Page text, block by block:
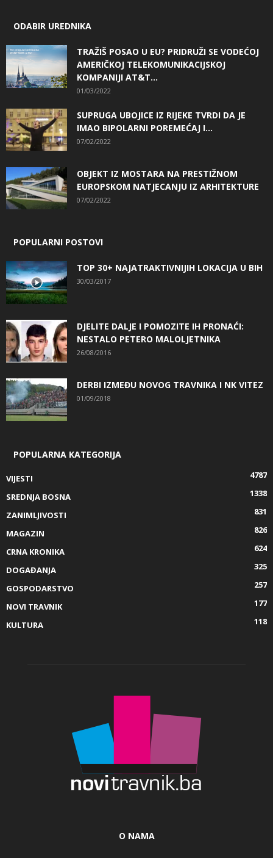
ODABIR UREDNIKA
TRAŽIŠ POSAO U EU? PRIDRUŽI SE VODEĆOJ
AMERIČKOJ TELEKOMUNIKACIJSKOJ
KOMPANIJI AT&T...
01/03/2022
SUPRUGA UBOJICE IZ RIJEKE TVRDI DA JE
IMAO BIPOLARNI POREMEĆAJ I...
07/02/2022
OBJEKT IZ MOSTARA NA PRESTIŽNOM
EUROPSKOM NATJECANJU IZ ARHITEKTURE
07/02/2022
POPULARNI POSTOVI
TOP 30+ NAJATRAKTIVNIJIH LOKACIJA U BIH
30/03/2017
DJELITE DALJE I POMOZITE IH PRONAĆI:
NESTALO PETERO MALOLJETNIKA
26/08/2016
DERBI IZMEĐU NOVOG TRAVNIKA I NK VITEZ
01/09/2018
POPULARNA KATEGORIJA
VIJESTI
4787
SREDNJA BOSNA
1338
ZANIMLJIVOSTI
831
MAGAZIN
826
CRNA KRONIKA
624
DOGAĐANJA
325
GOSPODARSTVO
257
NOVI TRAVNIK
177
KULTURA
118
O NAMA